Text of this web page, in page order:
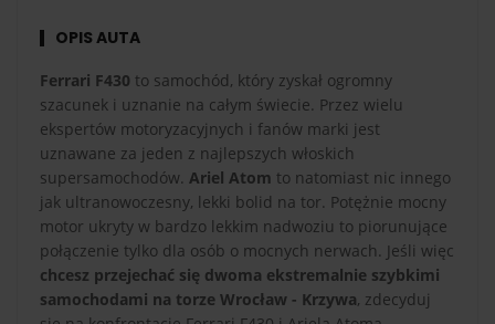
OPIS AUTA
Ferrari F430 to samochód, który zyskał ogromny
szacunek i uznanie na całym świecie. Przez wielu
ekspertów motoryzacyjnych i fanów marki jest
uznawane za jeden z najlepszych włoskich
supersamochodów. Ariel Atom to natomiast nic innego
jak ultranowoczesny, lekki bolid na tor. Potężnie mocny
motor ukryty w bardzo lekkim nadwoziu to piorunujące
połączenie tylko dla osób o mocnych nerwach. Jeśli więc
chcesz przejechać się dwoma ekstremalnie szybkimi
samochodami na torze Wrocław - Krzywa, zdecyduj